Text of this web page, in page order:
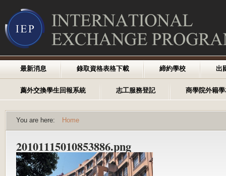
最新消息 錄取資格表格下載 締約學校 出
薦外交換學生回報系統 志工服務登記 商學院外籍
You are here: Home
20101115010853886.png